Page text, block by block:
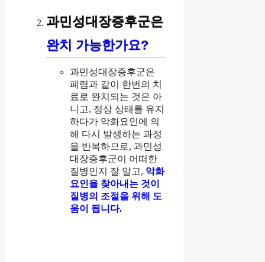
과민성대장증후군은
완치 가능한가요?
과민성대장증후군은
폐렴과 같이 한번의 치
료로 완치되는 것은 아
니고, 정상 상태를 유지
하다가 악화요인에 의
해 다시 발생하는 과정
을 반복하므로, 과민성
대장증후군이 어떠한
질병인지 잘 알고, 악화
요인을 찾아내는 것이
질병의 조절을 위해 도
움이 됩니다.